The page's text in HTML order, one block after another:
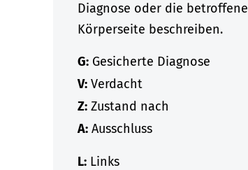
Diagnose oder die betroffene
Körperseite beschreiben.
G:Gesicherte Diagnose
V:Verdacht
Z:Zustand nach
A:Ausschluss
L:Links